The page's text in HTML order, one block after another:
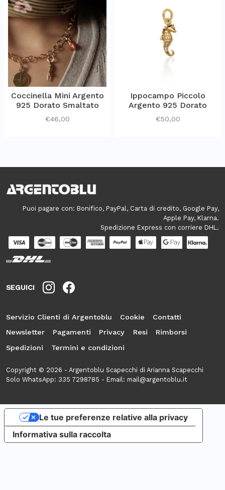
Coccinella Mini Argento
925 Dorato Smaltato
€46,00
Ippocampo Piccolo
Argento 925 Dorato
€50,00
Puoi pagare con: Bonifico, PayPal, Carta di credito, Google Pay,
Apple Pay, Klarna.
Spedizione Express con corriere DHL.
SEGUICI
Servizio Clienti di Argentoblu Cookie
Contatti
Newsletter
Pagamenti Privacy Resi
Rimborsi
Spedizioni
Termini e condizioni
Copyright © 2026 - Argentoblu Scapecchi di Arianna Scapecchi
Solo WhatsApp: 335 7298785 - Email: mail@argentoblu.it
Informativa sulla raccolta
Le tue preferenze relative alla privacy